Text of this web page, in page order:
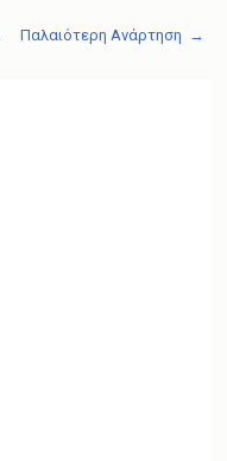
Παλαιότερη Ανάρτηση →